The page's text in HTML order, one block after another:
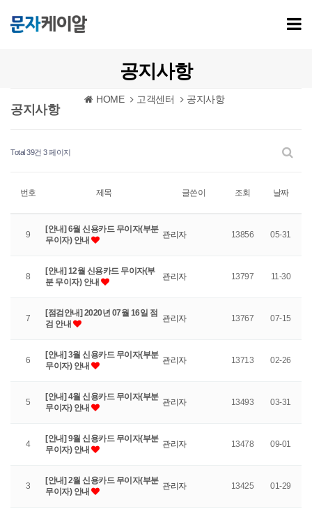
공지사항
HOME 고객센터 공지사항
공지사항
Total 39건 3 페이지
번호 제목 글쓴이 조회 날짜
9
[안내] 6월 신용카드 무이자(부분
무이자) 안내
관리자 13856 05-31
8
[안내] 12월 신용카드 무이자(부
분 무이자) 안내
관리자 13797 11-30
7
[점검안내] 2020년 07월 16일 점
검 안내
관리자 13767 07-15
6
[안내] 3월 신용카드 무이자(부분
무이자) 안내
관리자 13713 02-26
5
[안내] 4월 신용카드 무이자(부분
무이자) 안내
관리자 13493 03-31
4
[안내] 9월 신용카드 무이자(부분
무이자) 안내
관리자 13478 09-01
3
[안내] 2월 신용카드 무이자(부분
무이자) 안내
관리자 13425 01-29